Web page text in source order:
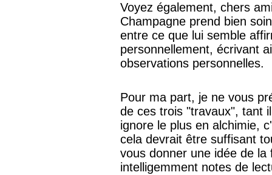
Voyez également, chers
Champagne prend bien
entre ce que lui semble
personnellement, écrivant
observations personnelles.
Pour ma part, je ne vous
de ces trois "travaux", tant
ignore le plus en alchimie,
cela devrait être suffisant
vous donner une idée de
intelligemment notes de